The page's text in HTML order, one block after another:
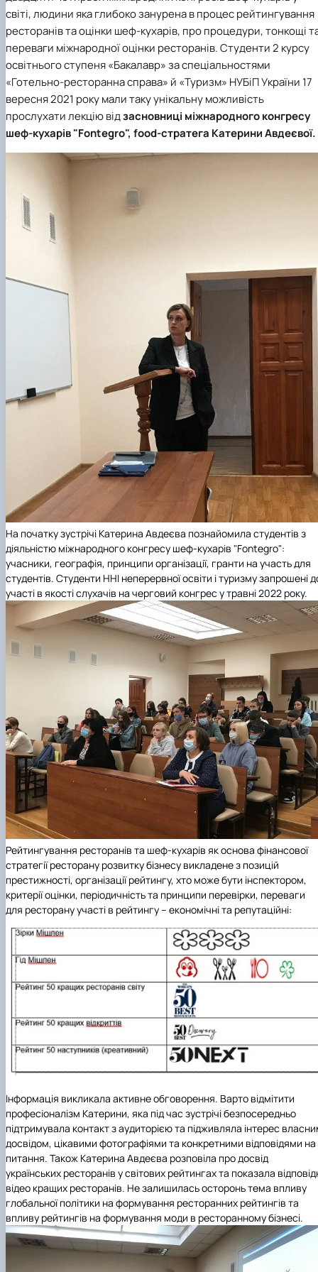
світі, людини яка глибоко занурена в процес рейтингування
ресторанів та оцінки шеф-кухарів, про процедури, тонкощі
переваги міжнародної оцінки ресторанів.Студенти 2 курсу
освітнього ступеня «Бакалавр» за спеціальностями
«Готельно-ресторанна справа» й «Туризм» НУБіП України 17
вересня 2021 року мали таку унікальну можливість
прослухати лекцію відзасновниці міжнародного конгресу
шеф-кухарів "Fontegro", food-стратега Катерини Авдеєвої.
На початку зустрічі Катерина Авдеєва познайомила студентів з
діяльністю міжнародного конгресу шеф-кухарів "Fontegro":
учасники, географія, принципи організації, гранти на участь для
студентів. Студенти ННІ неперервної освіти і туризму запрошені
участі в якості слухачів на черговий конгрес у травні 2022 року.
Рейтингування ресторанів та шеф-кухарів як основа фінансової
стратегії ресторану розвитку бізнесу викладене з позицій
престижності, організації рейтингу, хто може бути інспектором,
критерії оцінки, періодичність та принципи перевірки, переваги
для ресторану участі в рейтингу – економічні та репутаційні:
Інформація викликала активне обговорення. Варто відмітити
професіоналізм Катерини, яка під час зустрічі безпосередньо
підтримувала контакт з аудиторією та підживляла інтерес
досвідом, цікавими фотографіями та конкретними відповідями на
питання. Також Катерина Авдеєва розповіла про досвід
українських ресторанів у світових рейтингах та показала
відео кращих ресторанів. Не залишилась осторонь тема впливу
глобальної політики на формування ресторанних рейтингів та
впливу рейтингів на формування моди в ресторанному бізнесі.